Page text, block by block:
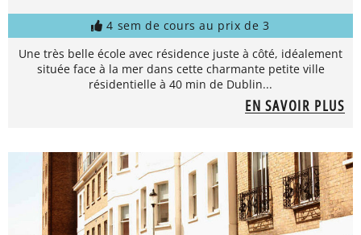
4 sem de cours au prix de 3
Une très belle école avec résidence juste à côté, idéalement
située face à la mer dans cette charmante petite ville
résidentielle à 40 min de Dublin...
EN SAVOIR PLUS